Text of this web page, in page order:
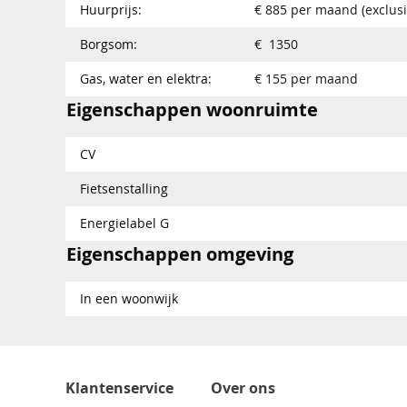
Huurprijs:
€ 885 per maand
Borgsom:
€ 1350
Gas, water en elektra:
€ 155 per maand
Eigenschappen woonruimte
CV
Fietsenstalling
Energielabel G
Eigenschappen omgeving
In een woonwijk
Klantenservice
Over ons